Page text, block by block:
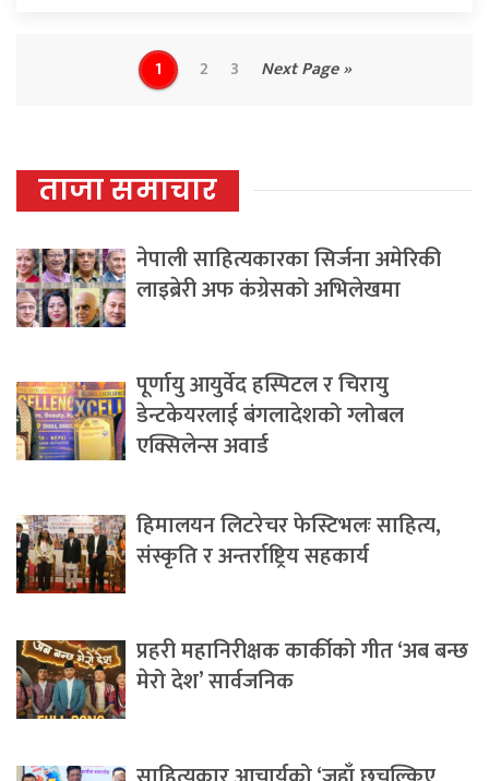
1 2 3 Next Page »
ताजा समाचार
नेपाली साहित्यकारका सिर्जना अमेरिकी
लाइब्रेरी अफ कंग्रेसको अभिलेखमा
पूर्णायु आयुर्वेद हस्पिटल र चिरायु
डेन्टकेयरलाई बंगलादेशको ग्लोबल
एक्सिलेन्स अवार्ड
हिमालयन लिटरेचर फेस्टिभलः साहित्य,
संस्कृति र अन्तर्राष्ट्रिय सहकार्य
प्रहरी महानिरीक्षक कार्कीको गीत ‘अब बन्छ
मेरो देश’ सार्वजनिक